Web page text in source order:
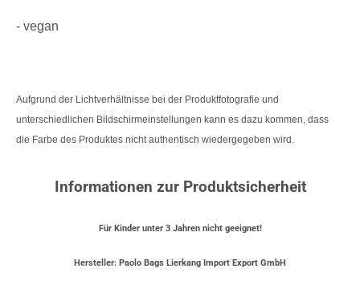
- vegan
Aufgrund der Lichtverhältnisse bei der Produktfotografie und
unterschiedlichen Bildschirmeinstellungen kann es dazu kommen, dass
die Farbe des Produktes nicht authentisch wiedergegeben wird.
Informationen zur Produktsicherheit
Für Kinder unter 3 Jahren nicht geeignet!
Hersteller: Paolo Bags Lierkang Import Export GmbH